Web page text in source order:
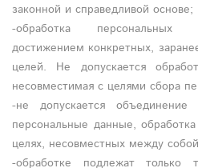
законной и справедливой основе;
-обработка персональных
достижением конкретных,
целей. Не допускается
несовместимая с целями сбора
-не допускается
персональные данные,
целях, несовместных между
-обработке подлежат только